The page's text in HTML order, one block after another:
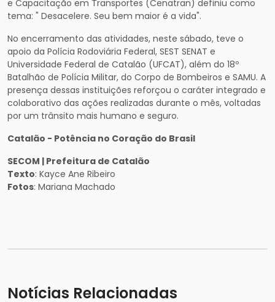
e Capacitação em Transportes (Cenatran) definiu como
tema: " Desacelere. Seu bem maior é a vida".
No encerramento das atividades, neste sábado, teve o
apoio da Polícia Rodoviária Federal, SEST SENAT e
Universidade Federal de Catalão (UFCAT), além do 18º
Batalhão de Polícia Militar, do Corpo de Bombeiros e SAMU. A
presença dessas instituições reforçou o caráter integrado e
colaborativo das ações realizadas durante o mês, voltadas
por um trânsito mais humano e seguro.
Catalão - Potência no Coração do Brasil
SECOM | Prefeitura de Catalão
Texto: Kayce Ane Ribeiro
Fotos: Mariana Machado
Notícias Relacionadas